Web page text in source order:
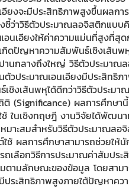
อียงจะมีประสิทธิภาพสูงขึ้นผลก
ชี้ว่าวิธีตัวประมาณลอจิสติกแบ
อนเอียงให้ค่าความแม่นที่สูงที่สุ
ดปัญหาความสัมพันธ์เชิงเส้นพ
านกลางถึงใหญ่ วิธีตัวประมาณ
วประมาณเอนเอียงมีประสิทธิภ
ชิงเส้นพหุได้ดีกว่าวิธีตัวประม
(Significance) ผลการศึกษานี้
ในเชิงทฤษฎี งานวิจัยได้พัฒนา
หมาะสมสำหรับวิธีตัวประมาณล
ใช้ ผลการศึกษาสามารถช่วยให้
เลือกวิธีการประมาณค่าสัมประ
ตามลักษณะของข้อมูล โดยสา
ระสิทธิภาพสูงภายใต้ปัญหาคว